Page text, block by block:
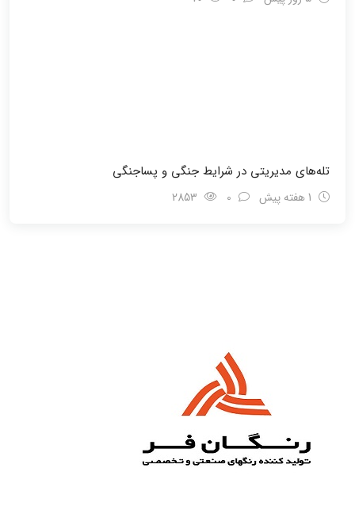
تله‌های مدیریتی در شرایط جنگی و پسا‌جنگی